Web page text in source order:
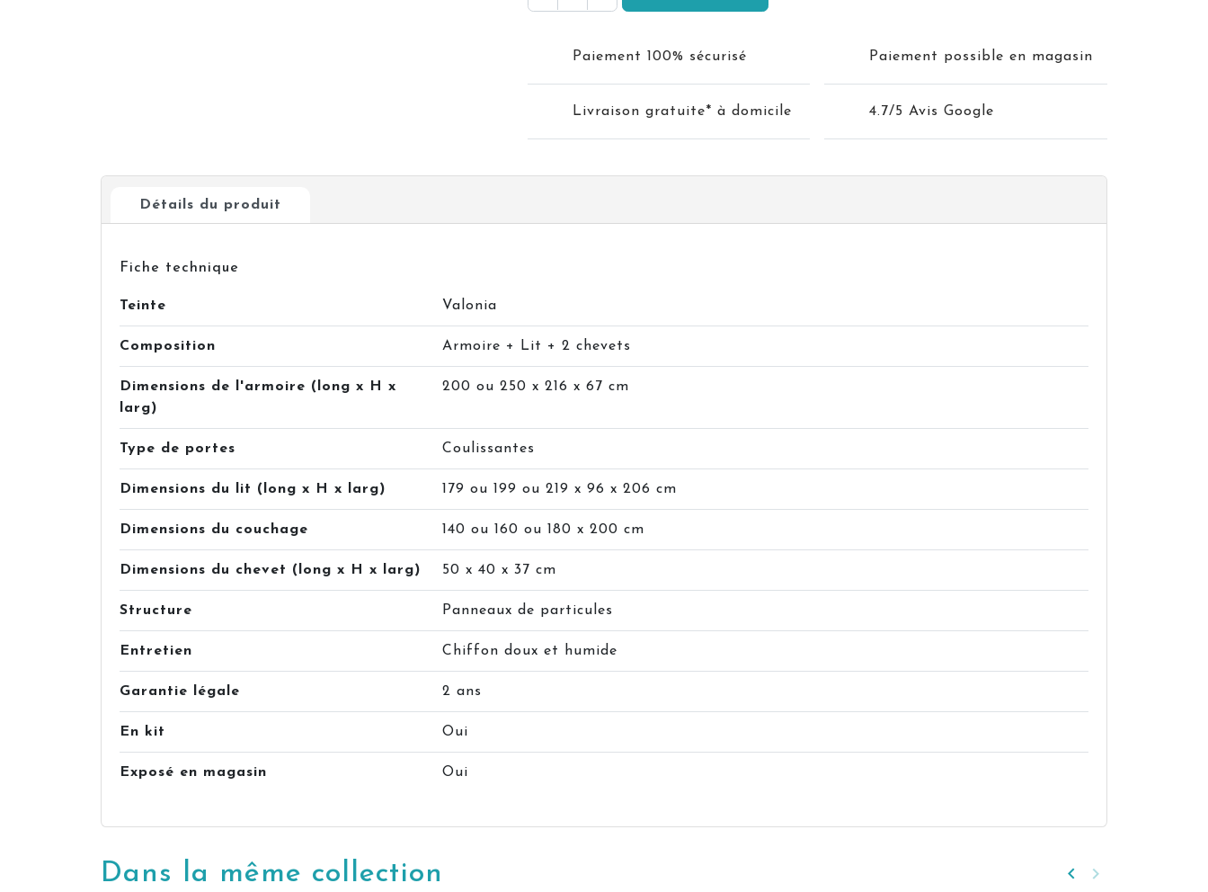
Paiement 100% sécurisé
Livraison gratuite* à domicile
Paiement possible en magasin
4.7/5 Avis Google
Détails du produit
Fiche technique
Teinte Valonia
Composition Armoire + Lit + 2 chevets
Dimensions de l'armoire (long x H x
larg)
200 ou 250 x 216 x 67 cm
Type de portes Coulissantes
Dimensions du lit (long x H x larg) 179 ou 199 ou 219 x 96 x 206 cm
Dimensions du couchage 140 ou 160 ou 180 x 200 cm
Dimensions du chevet (long x H x larg) 50 x 40 x 37 cm
Structure Panneaux de particules
Entretien Chiffon doux et humide
Garantie légale 2 ans
En kit Oui
Exposé en magasin Oui
Dans la même collection Précédent
keyboard_arrow_left Suivant
keyboard_arrow_right